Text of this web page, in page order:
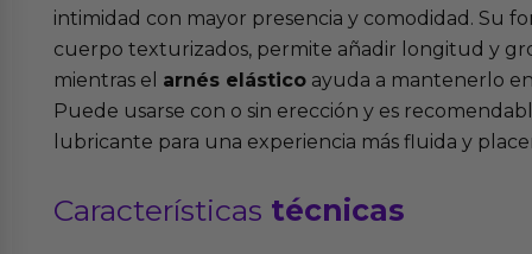
intimidad con mayor presencia y comodidad. Su
cuerpo texturizados, permite añadir longitud y
mientras el arnés elástico ayuda a mantenerlo
Puede usarse con o sin erección y es
lubricante para una experiencia más fluida y
Características técnicas